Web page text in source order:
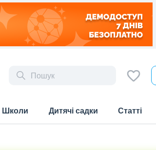
Школи Дитячі садки Статті